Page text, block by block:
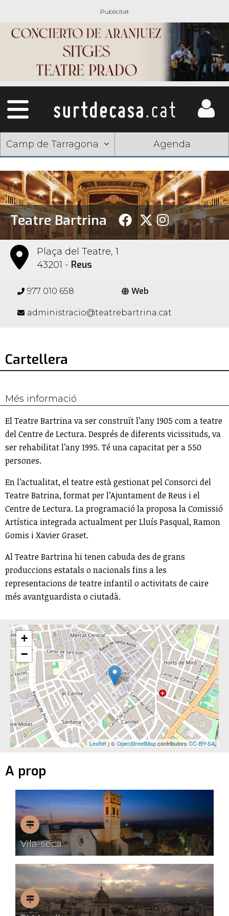
Camp de Tarragona Agenda
Teatre Bartrina
Plaça del Teatre, 1
43201 - Reus
977 010 658 Web
administracio@teatrebartrina.cat
Cartellera
Més informació
El Teatre Bartrina va ser construït l’any 1905 com a teatre
del Centre de Lectura. Després de diferents vicissituds, va
ser rehabilitat l’any 1995. Té una capacitat per a 550
persones.
En l’actualitat, el teatre està gestionat pel Consorci del
Teatre Batrina, format per l’Ajuntament de Reus i el
Centre de Lectura. La programació la proposa la Comissió
Artística integrada actualment per Lluís Pasqual, Ramon
Gomis i Xavier Graset.
Al Teatre Bartrina hi tenen cabuda des de grans
produccions estatals o nacionals fins a les
representacions de teatre infantil o activitats de caire
més avantguardista o ciutadà.
+
−
Leaflet | ©OpenStreetMapcontributorsCC-BY-SA,
A prop
Pobles
amb
encant
Vila-seca
Pobles